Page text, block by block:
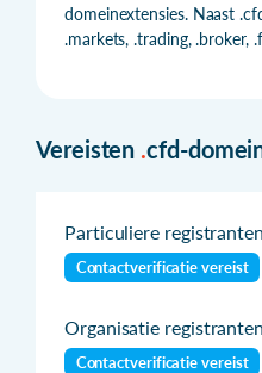
domeinextensies. Naast
.markets, .trading, .broker,
Vereisten .cfd-
Particuliere registranten
Contactverificatie vereist
Organisatie registranten
Contactverificatie vereist